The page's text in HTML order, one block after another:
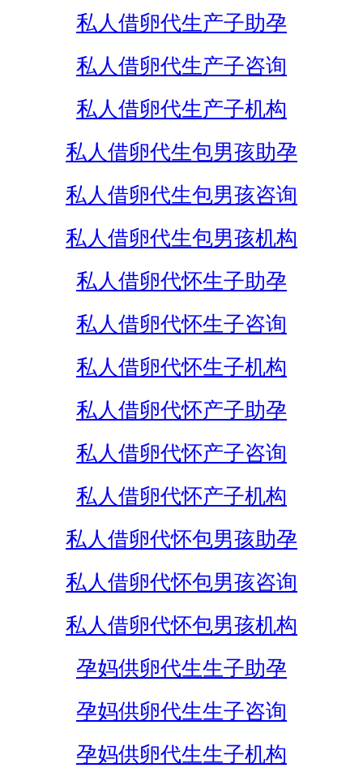
私人借卵代生产子助孕
私人借卵代生产子咨询
私人借卵代生产子机构
私人借卵代生包男孩助孕
私人借卵代生包男孩咨询
私人借卵代生包男孩机构
私人借卵代怀生子助孕
私人借卵代怀生子咨询
私人借卵代怀生子机构
私人借卵代怀产子助孕
私人借卵代怀产子咨询
私人借卵代怀产子机构
私人借卵代怀包男孩助孕
私人借卵代怀包男孩咨询
私人借卵代怀包男孩机构
孕妈供卵代生生子助孕
孕妈供卵代生生子咨询
孕妈供卵代生生子机构